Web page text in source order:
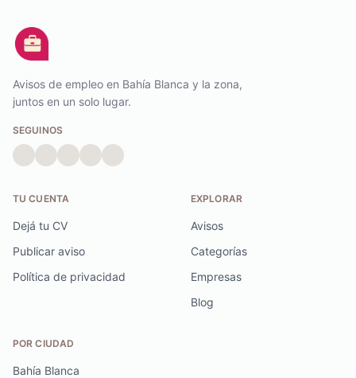
Avisos de empleo en Bahía Blanca y la zona,
juntos en un solo lugar.
SEGUINOS
TU CUENTA
Dejá tu CV
Publicar aviso
Política de privacidad
EXPLORAR
Avisos
Categorías
Empresas
Blog
POR CIUDAD
Bahía Blanca